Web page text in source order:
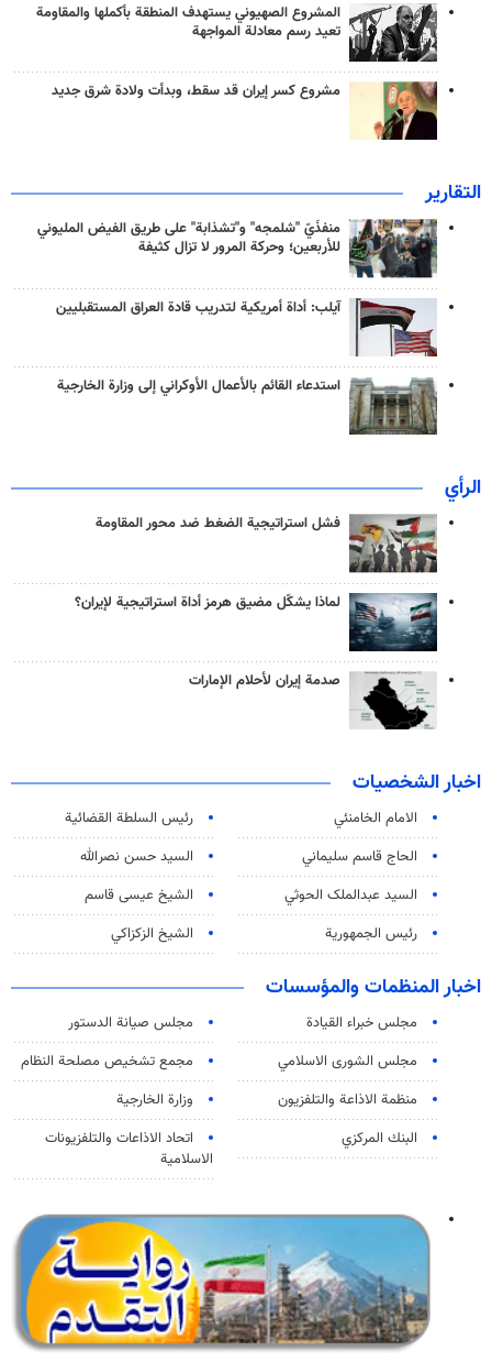
المشروع الصهيوني يستهدف المنطقة بأكملها والمقاومة
تعيد رسم معادلة المواجهة
مشروع كسر إيران قد سقط، وبدأت ولادة شرق جديد
التقارير
منفذَيّ "شلمجه" و"تشذابة" على طريق الفيض المليوني
للأربعين؛ وحركة المرور لا تزال كثيفة
آيلب: أداة أمريكية لتدريب قادة العراق المستقبليين
استدعاء القائم بالأعمال الأوكراني إلى وزارة الخارجية
الرأي
فشل استراتيجية الضغط ضد محور المقاومة
لماذا يشكّل مضيق هرمز أداة استراتيجية لإيران؟
صدمة إيران لأحلام الإمارات
اخبار الشخصيات
الامام الخامنئي
رئیس السلطة القضائیة
الحاج قاسم سليماني
السيد حسن نصرالله
السید عبدالملک الحوثي
الشيخ عيسى قاسم
رئيس الجمهورية
الشيخ الزكزاكي
اخبار المنظمات والمؤسسات
مجلس خبراء القيادة
مجلس صيانة الدستور
مجلس الشورى الاسلامي
مجمع تشخيص مصلحة النظام
منظمة الاذاعة والتلفزیون
وزارة الخارجية
البنك المركزي
اتحاد الاذاعات والتلفزيونات
الاسلامية